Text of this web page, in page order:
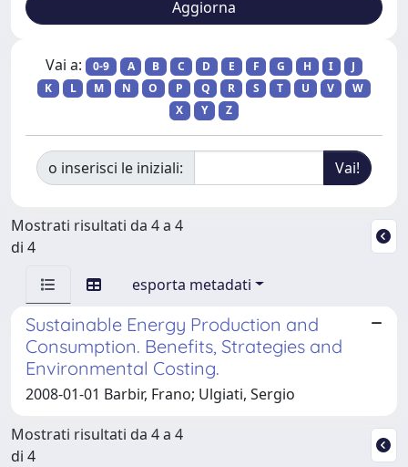
Vai a: 0-9 A B C D E F G H I
J
K
L M N O P Q R S T U V
W
X
Y Z
o inserisci le iniziali:
Mostrati risultati da 4 a 4
di 4
esporta metadati
Sustainable Energy Production and
Consumption. Benefits, Strategies and
Environmental Costing.
2008-01-01 Barbir, Frano; Ulgiati, Sergio
Mostrati risultati da 4 a 4
di 4